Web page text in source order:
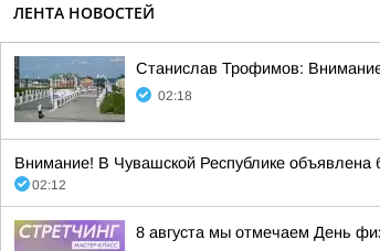
ЛЕНТА НОВОСТЕЙ
Станислав Трофимов:
02:18
Внимание! В Чувашской Республике объявлена
02:12
8 августа мы отмечаем День